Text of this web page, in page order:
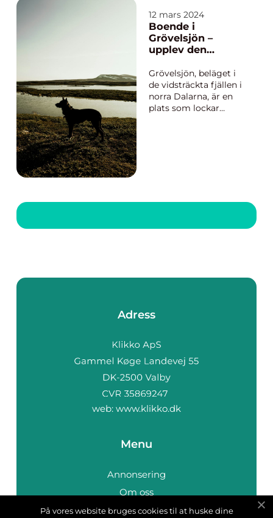
andra resenärer. Det
är en chans att
utforska allt från
modern teknik i Tokyo
12 mars 2024
Boende i
Grövelsjön –
upplev den
fjällvärlden
Grövelsjön, beläget i
de vidsträckta fjällen i
norra Dalarna, är en
plats som lockar
Adress
web: www.klikko.dk
Menu
Annonsering
Om oss
Cookies
På vores website bruges cookies til at huske dine